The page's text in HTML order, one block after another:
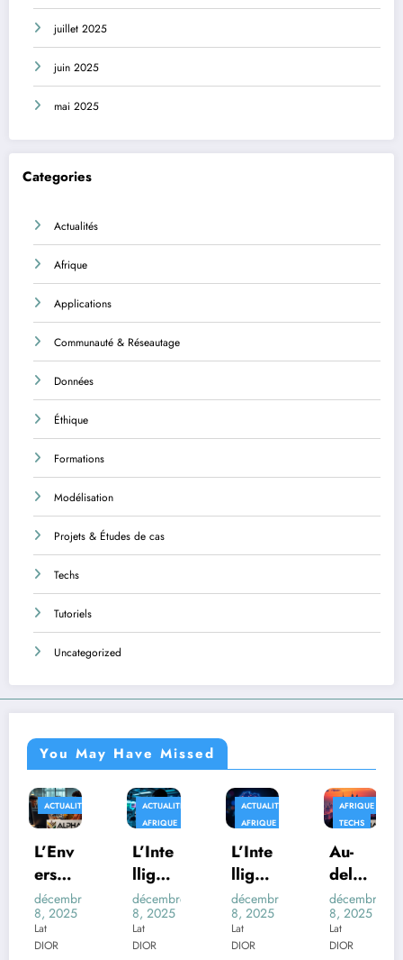
juillet 2025
juin 2025
mai 2025
Categories
Actualités
Afrique
Applications
Communauté & Réseautage
Données
Éthique
Formations
Modélisation
Projets & Études de cas
Techs
Tutoriels
Uncategorized
You May Have Missed
ACTUALITÉS
AFRIQUE
L’Inte
lligen
ce
Artifi
cielle
décembre
8, 2025
DIOR
ACTUALITÉS
AFRIQUE
L’Inte
lligen
ce
Artifi
cielle
décembre
8, 2025
DIOR
AFRIQUE
TECHS
Au-
delà
des
Trans
form
décembre
8, 2025
DIOR
Quan
d la
Fictio
n
Devie
décembre
8, 2025
DIOR